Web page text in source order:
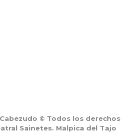
© Todos los derechos
Sainetes. Malpica del Tajo